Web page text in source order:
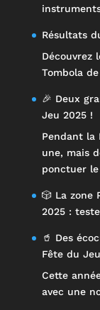
Résultats
Découvrez
Tombola
🎉 Deux
Jeu 2025 !
Pendant la
une, mais
ponctuer
🎲 La zone
2025 :
🥤 Des
Fête du
Cette
avec une